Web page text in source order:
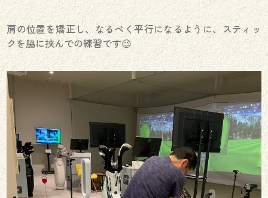
肩の位置を矯正し、なるべく平行になるように、スティッ
クを脇に挟んでの練習です😉